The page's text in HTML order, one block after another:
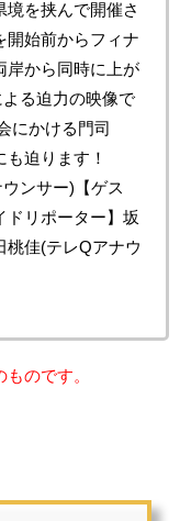
境を挟んで開催さ
開始前からフィナ
岸から同時に上が
る迫力の映像で
にかける門司
迫ります！
ンサー)【ゲス
ドリポーター】坂
桃佳(テレQアナウ
ものです。